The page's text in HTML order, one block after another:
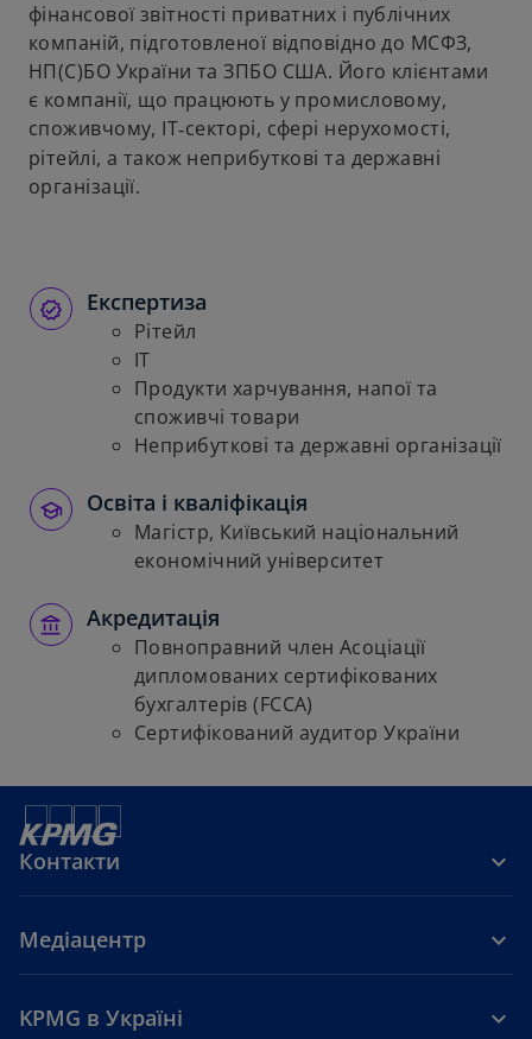
фінансової звітності приватних і публічних
компаній, підготовленої відповідно до МСФЗ,
НП(С)БО України та ЗПБО США. Його клієнтами
є компанії, що працюють у промисловому,
споживчому, IT‑секторі, сфері нерухомості,
рітейлі, а також неприбуткові та державні
організації.
Експертиза
Рітейл
ІТ
Продукти харчування, напої та
споживчі товари
Неприбуткові та державні організації
Освіта і кваліфікація
Магістр, Київський національний
економічний університет
Акредитація
Повноправний член Асоціації
дипломованих сертифікованих
бухгалтерів (FCCA)
Сертифікований аудитор України
Контакти
Медіацентр
KPMG в Україні